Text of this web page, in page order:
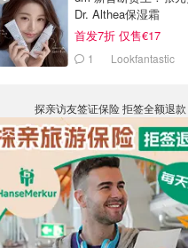
Dr. Althea保湿霜
首发7折 仅售€17
1 Lookfantastic
探亲访友签证保险 拒签全额退款